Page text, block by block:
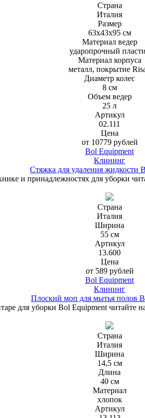
Страна
Италия
Размер
63х43х95 см
Материал ведер
ударопрочный
Материал корпуса
металл, покрытие
Диаметр колес
8 см
Объем ведер
25 л
Артикул
02.111
Цена
от 10779 рублей
Bol Equipment
Клининг
Стяжка для удаления жидкости
и принадлежностях для уборки
Страна
Италия
Ширина
55 см
Артикул
13.600
Цена
от 589 рублей
Bol Equipment
Клининг
Плоский моп для мытья полов
для уборки Bol Equipment читайте
Страна
Италия
Ширина
14,5 см
Длина
40 см
Материал
хлопок
Артикул